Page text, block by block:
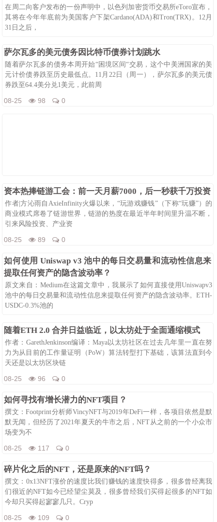
在周二向客户发布的一份声明中，以色列加密货币交易所eToro宣布，
其将在今年年底前为美国客户下架Cardano(ADA)和Tron(TRX)。12月
31日之后，
萨尔瓦多的美元债务因比特币债券计划跳水
随着萨尔瓦多的债务本周开始“困境区间“交易，这个中美洲国家的美
元计价债券跌至历史最低点。11月22日（周一），萨尔瓦多的美元债
券跌至64.4美分兑1美元，此前周
08-25 98 0
资本热捧链游工会：前一天月薪7000，后一秒获千万投资
作者|方沁雨自AxieInfinity火爆以来，“玩游戏赚钱”（下称“玩赚”）的
商业模式席卷了链游世界，链游的热度在最近半年时间里升温不断，
引来风险投资、产业资
08-25 89 0
如何使用 Uniswap v3 池中的每日交易量和流动性信息来
提取任何资产的隐含波动率？
原文来自：Medium在这篇文章中，我展示了如何直接使用Uniswapv3
池中的每日交易量和流动性信息来提取任何资产的隐含波动率。ETH-
USDC-0.3%池的
随着ETH 2.0 合并日益临近，以太坊处于全面通缩模式
作者：GarethJenkinson编译：Maya以太坊社区在过去几年里一直在努
力为从目前的工作量证明（PoW）算法转型打下基础，该算法直到今
天还是以太坊区块链
08-25 96 0
如何寻找有增长潜力的NFT项目？
撰文：Footprint分析师VincyNFT与2019年DeFi一样，各项目依然是默
默无闻，但经历了2021年夏天的牛市之后，NFT从之前的一个小众市
场变为不
08-25 117 0
碎片化之后的NFT，还是原来的NFT吗？
撰文：0x13NFT涨价的速度比我们赚钱的速度快得多，很多曾经离我
们很近的NFT如今已经望尘莫及，很多曾经我们买得起很多的NFT如
今却只买得起寥寥几只。Cryp
08-25 109 0